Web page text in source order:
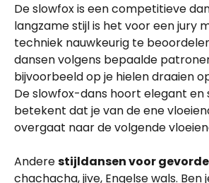
De slowfox is een competitieve
langzame stijl is het voor een jury
techniek nauwkeurig te
dansen volgens bepaalde
bijvoorbeeld op je hielen draaien
De slowfox-dans hoort elegant en
betekent dat je van de ene
overgaat naar de volgende
Anderestijldansen voor
chachacha, jive, Engelse wals. Ben